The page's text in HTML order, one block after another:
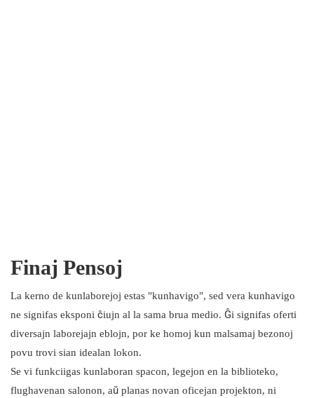
Finaj Pensoj
La kerno de kunlaborejoj estas "kunhavigo", sed vera kunhavigo
ne signifas eksponi ĉiujn al la sama brua medio. Ĝi signifas oferti
diversajn laborejajn eblojn, por ke homoj kun malsamaj bezonoj
povu trovi sian idealan lokon.
Se vi funkciigas kunlaboran spacon, legejon en la biblioteko,
flughavenan salonon, aŭ planas novan oficejan projekton, ni